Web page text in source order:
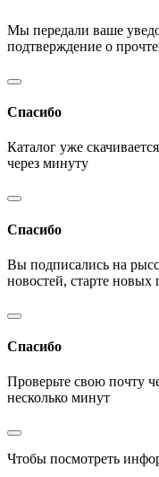
Мы передали ваше
подтверждение о
Спасибо
Каталог уже
через минуту
Спасибо
Вы подписались на
новостей, старте
Спасибо
Проверьте свою почту
несколько минут
Чтобы посмотреть